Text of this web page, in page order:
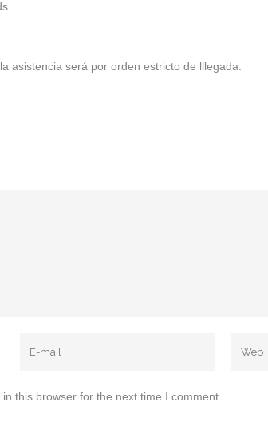
asistencia será por orden estricto de lllegada.
this browser for the next time I comment.